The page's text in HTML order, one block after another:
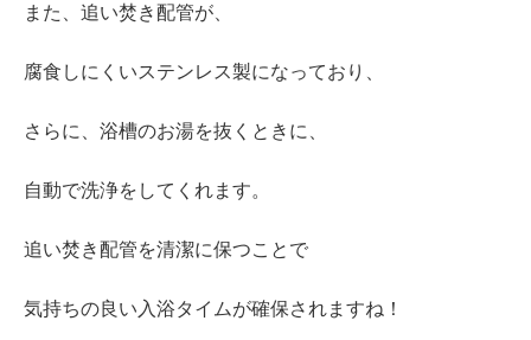
また、追い焚き配管が、
腐食しにくいステンレス製になっており、
さらに、浴槽のお湯を抜くときに、
自動で洗浄をしてくれます。
追い焚き配管を清潔に保つことで
気持ちの良い入浴タイムが確保されますね！